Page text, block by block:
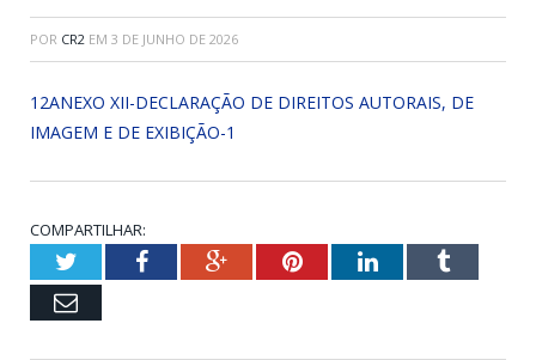
POR CR2 EM 3 DE JUNHO DE 2026
12ANEXO XII-DECLARAÇÃO DE DIREITOS AUTORAIS, DE
IMAGEM E DE EXIBIÇÃO-1
COMPARTILHAR:
TwitterFacebookGoogle+PinterestLinkedInTumblr
Email